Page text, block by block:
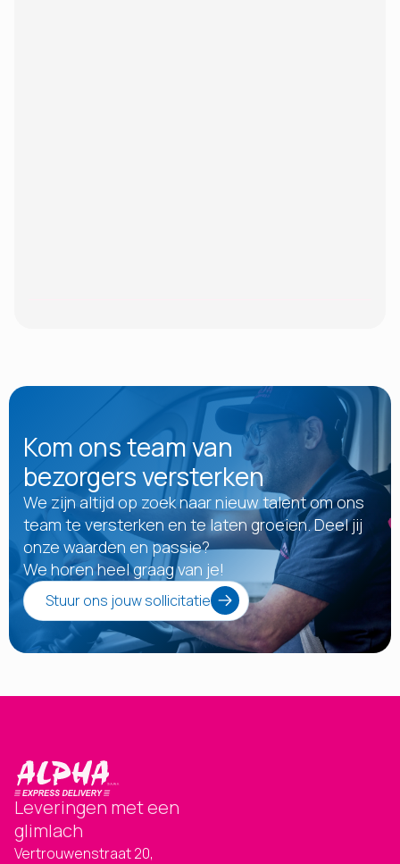
Kom ons team van
bezorgers versterken
We zijn altijd op zoek naar nieuw talent om ons
team te versterken en te laten groeien. Deel jij
onze waarden en passie?
We horen heel graag van je!
Stuur ons jouw sollicitatie
Leveringen met een
glimlach
Vertrouwenstraat 20,